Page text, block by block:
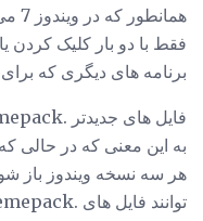
فقط با دو بار کلیک کردن
برنامه های دیگری که
توانند فایل های .deskthemepack را باز کنند.